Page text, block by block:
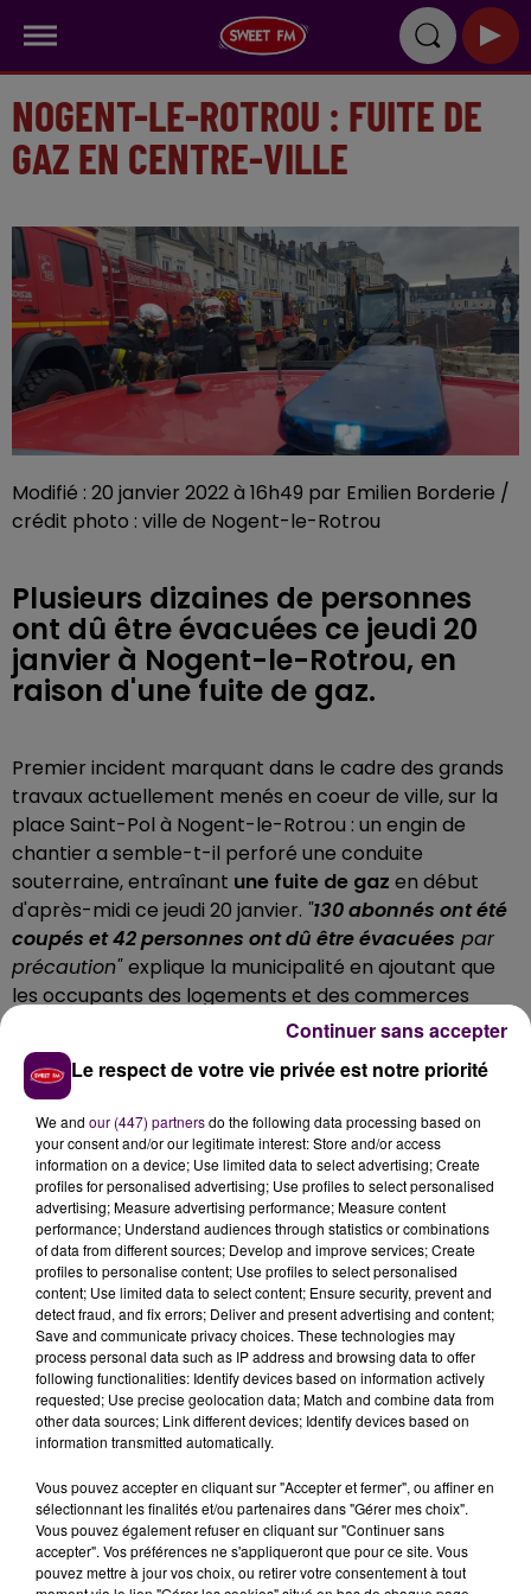
NOGENT-LE-ROTROU : FUITE DE
GAZ EN CENTRE-VILLE
Modifié : 20 janvier 2022 à 16h49 par Emilien Borderie /
crédit photo : ville de Nogent-le-Rotrou
Plusieurs dizaines de personnes
ont dû être évacuées ce jeudi 20
janvier à Nogent-le-Rotrou, en
raison d'une fuite de gaz.
Premier incident marquant dans le cadre des grands
travaux actuellement menés en coeur de ville, sur la
place Saint-Pol à Nogent-le-Rotrou : un engin de
chantier a semble-t-il perforé une conduite
souterraine, entraînant une fuite de gaz en début
d'après-midi ce jeudi 20 janvier. "130 abonnés ont été
coupés et 42 personnes ont dû être évacuées par
précaution"explique la municipalité en ajoutant que
les occupants des logements et des commerces
concernés avaient pu réintégrer les bâtiments aux
alentours de 16h. Aux dernières nouvelles, la
réactivation du réseau gaz n'a pas encore eu lieu.
À LA UNE
7 août 2026
Gagnez vos pass pour le V and B Fest' 2026 !
11 juillet 2026
Inscrivez-vous au casting The Voice & The Voice
Le respect de votre vie privée est notre priorité
We and our (447) partnersdo the following data processing based on
your consent and/or our legitimate interest: Store and/or access
information on a device; Use limited data to select advertising; Create
profiles for personalised advertising; Use profiles to select personalised
advertising; Measure advertising performance; Measure content
performance; Understand audiences through statistics or combinations
of data from different sources; Develop and improve services; Create
profiles to personalise content; Use profiles to select personalised
content; Use limited data to select content; Ensure security, prevent and
detect fraud, and fix errors; Deliver and present advertising and content;
Save and communicate privacy choices. These technologies may
process personal data such as IP address and browsing data to offer
following functionalities: Identify devices based on information actively
requested; Use precise geolocation data; Match and combine data from
other data sources; Link different devices; Identify devices based on
information transmitted automatically.
Vous pouvez accepter en cliquant sur "Accepter et fermer", ou affiner en
sélectionnant les finalités et/ou partenaires dans "Gérer mes choix".
Vous pouvez également refuser en cliquant sur "Continuer sans
accepter". Vos préférences ne s'appliqueront que pour ce site. Vous
pouvez mettre à jour vos choix, ou retirer votre consentement à tout
Continuer sans accepter